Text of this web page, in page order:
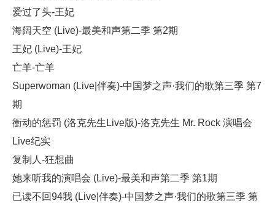
爱过了头-王妃
海阔天空 (Live)-最美和声第二季 第2期
王妃 (Live)-王妃
亡羊-亡羊
Superwoman (Live|伴奏)-中国梦之声·我们的歌第三季 第7
期
衝动的惩罚 (洛克先生Live版)-洛克先生 Mr. Rock 演唱会
Live纪实
复制人-狂想曲
她来听我的演唱会 (Live)-最美和声第二季 第1期
已读不回94我 (Live|伴奏)-中国梦之声·我们的歌第三季 第